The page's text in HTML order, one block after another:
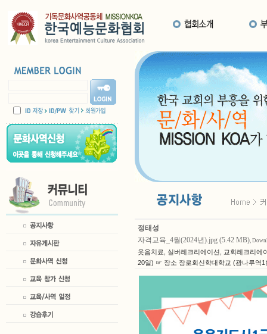
정태성
자격교육_4월(2024년).jpg (5.42 MB),
웃음치료, 실버레크리에이션, 교회레크리에
20일) ☞ 장소 장로회신학대학교 (광나루역1